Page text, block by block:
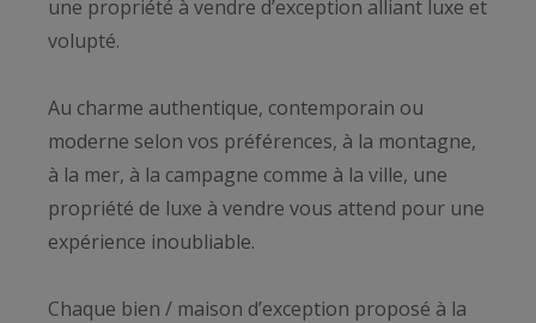
une propriété à vendre d’exception alliant luxe et
volupté.
Au charme authentique, contemporain ou
moderne selon vos préférences, à la montagne,
à la mer, à la campagne comme à la ville, une
propriété de luxe à vendre vous attend pour une
expérience inoubliable.
Chaque bien / maison d’exception proposé à la